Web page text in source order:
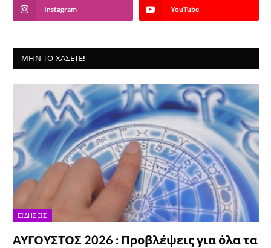
Instagram YouTube
ΜΗΝ ΤΟ ΧΆΣΕΤΕ!
ΕΙΔΉΣΕΙΣ
ΑΥΓΟΥΣΤΟΣ 2026 : Προβλέψεις για όλα τα